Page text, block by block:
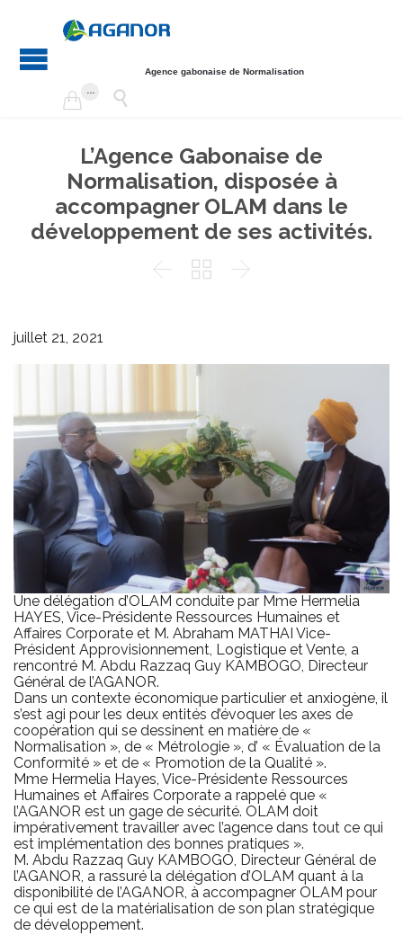
Agence gabonaise de Normalisation

... 
L’Agence Gabonaise de
Normalisation, disposée à
accompagner OLAM dans le
développement de ses activités.
  
juillet 21, 2021
Une délégation d’OLAM conduite par Mme Hermelia
HAYES, Vice-Présidente Ressources Humaines et
Affaires Corporate et M. Abraham MATHAI Vice-
Président Approvisionnement, Logistique et Vente, a
rencontré M. Abdu Razzaq Guy KAMBOGO, Directeur
Général de l’AGANOR.
Dans un contexte économique particulier et anxiogène, il
s’est agi pour les deux entités d’évoquer les axes de
coopération qui se dessinent en matière de «
Normalisation », de « Métrologie », d’ « Évaluation de la
Conformité » et de « Promotion de la Qualité ».
Mme Hermelia Hayes, Vice-Présidente Ressources
Humaines et Affaires Corporate a rappelé que «
l’AGANOR est un gage de sécurité. OLAM doit
impérativement travailler avec l’agence dans tout ce qui
est implémentation des bonnes pratiques ».
M. Abdu Razzaq Guy KAMBOGO, Directeur Général de
l’AGANOR, a rassuré la délégation d’OLAM quant à la
disponibilité de l’AGANOR, à accompagner OLAM pour
ce qui est de la matérialisation de son plan stratégique
de développement.